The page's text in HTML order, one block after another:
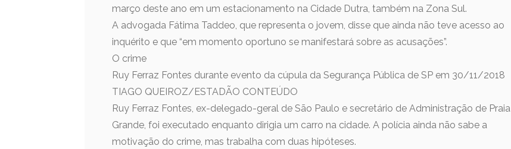
março deste ano em um estacionamento na Cidade Dutra, também na Zona Sul.
A advogada Fátima Taddeo, que representa o jovem, disse que ainda não teve acesso ao
inquérito e que “em momento oportuno se manifestará sobre as acusações”.
O crime
Ruy Ferraz Fontes durante evento da cúpula da Segurança Pública de SP em 30/11/2018
TIAGO QUEIROZ/ESTADÃO CONTEÚDO
Ruy Ferraz Fontes, ex-delegado-geral de São Paulo e secretário de Administração de Praia
Grande, foi executado enquanto dirigia um carro na cidade. A polícia ainda não sabe a
motivação do crime, mas trabalha com duas hipóteses.